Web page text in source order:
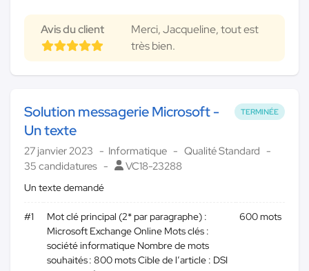
Avis du client
Merci, Jacqueline, tout est
très bien.
TERMINÉE
Solution messagerie Microsoft -
Un texte
27 janvier 2023 Informatique
Qualité Standard
35 candidatures
VC18-23288
Un texte demandé
#1
Mot clé principal (2* par paragraphe) :
Microsoft Exchange Online Mots clés :
société informatique Nombre de mots
souhaités : 800 mots Cible de l’article : DSI
600 mots